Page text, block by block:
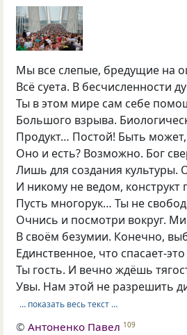
Мы все слепые, бредущие на
Всё суета. В бесчисленности
Ты в этом мире сам себе
Большого взрыва.
Продукт… Постой! Быть может,
Оно и есть? Возможно. Бог
Лишь для создания культуры.
И никому не ведом,
Пусть многорук… Ты не
Очнись и посмотри вокруг.
В своём безумии. Конечно,
Единственное, что спасает-
Ты гость. И вечно ждёшь
Увы. Нам этой не разрешить
… показать весь текст …
©Антоненко Павел 109